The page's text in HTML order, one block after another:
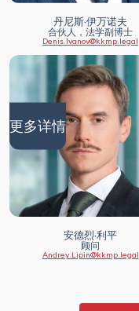
丹尼斯·伊万诺夫
合伙人，法学副博士
Denis.Ivanov@kkmp.legal
更多详情
安德烈·利平
顾问
Andrey.Lipin@kkmp.legal